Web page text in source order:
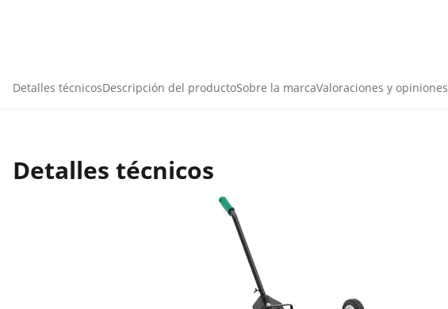
Detalles técnicosDescripción del productoSobre la marcaValoraciones y opiniones
Detalles técnicos